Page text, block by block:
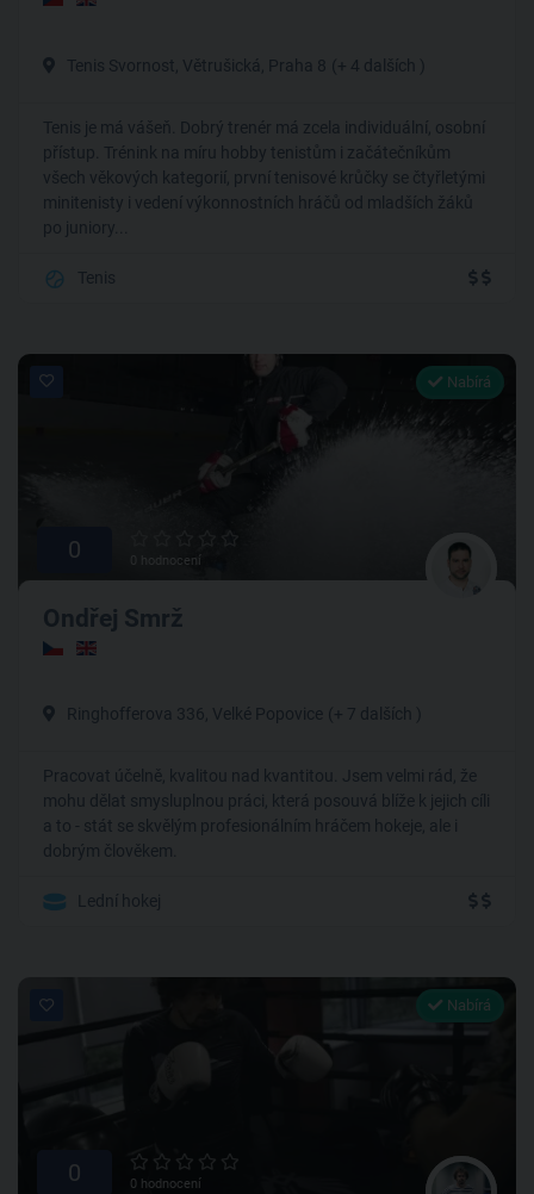
Tenis Svornost, Větrušická, Praha 8 (+ 4 dalších )
Tenis je má vášeň. Dobrý trenér má zcela individuální, osobní
přístup. Trénink na míru hobby tenistům i začátečníkům
všech věkových kategorií, první tenisové krůčky se čtyřletými
minitenisty i vedení výkonnostních hráčů od mladších žáků
po juniory...
Tenis
Nabírá
0 0 hodnocení
Ondřej Smrž
Ringhofferova 336, Velké Popovice (+ 7 dalších )
Pracovat účelně, kvalitou nad kvantitou. Jsem velmi rád, že
mohu dělat smysluplnou práci, která posouvá blíže k jejich cíli
a to - stát se skvělým profesionálním hráčem hokeje, ale i
dobrým člověkem.
Lední hokej
Nabírá
0 0 hodnocení